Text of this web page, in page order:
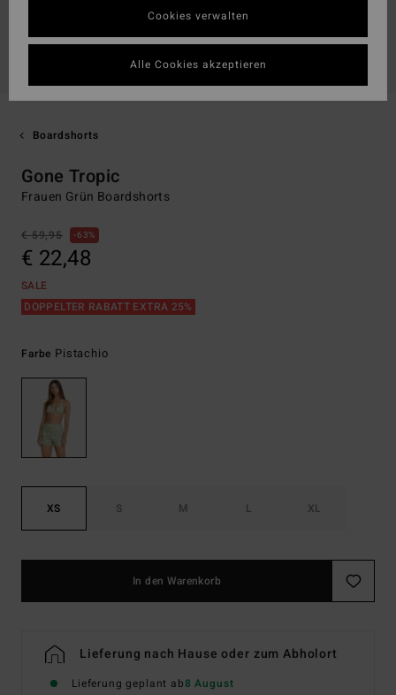
Boardshorts
Gone Tropic
Frauen Grün Boardshorts
€ 59,95 63%
€ 22,48
SALE
DOPPELTER RABATT EXTRA 25%
Farbe Pistachio
XS S M L XL
In den Warenkorb
Lieferung nach Hause oder zum Abholort
Lieferung geplant ab8 August
Cookies verwalten
Alle Cookies akzeptieren